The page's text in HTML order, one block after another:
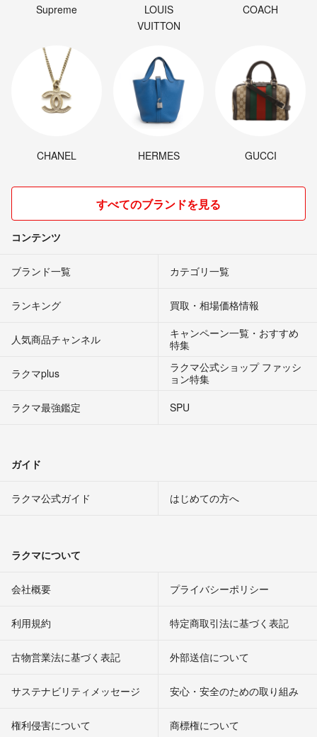
Supreme
LOUIS
VUITTON
COACH
CHANEL HERMES GUCCI
すべてのブランドを見る
コンテンツ
ブランド一覧 カテゴリ一覧
ランキング 買取・相場価格情報
人気商品チャンネル
キャンペーン一覧・おすすめ
特集
ラクマplus
ラクマ公式ショップ ファッシ
ョン特集
ラクマ最強鑑定
SPU
ガイド
ラクマ公式ガイド はじめての方へ
ラクマについて
会社概要 プライバシーポリシー
利用規約 特定商取引法に基づく表記
古物営業法に基づく表記 外部送信について
サステナビリティメッセージ 安心・安全のための取り組み
権利侵害について
商標権について